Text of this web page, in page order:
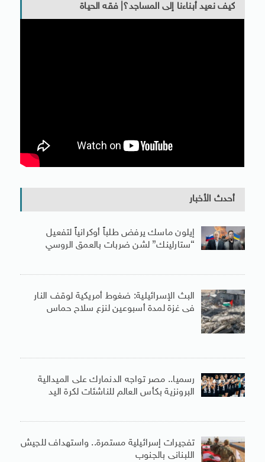
كيف نعيد أبناءنا إلى المساجد؟| فقه الحياة
أحدث الأخبار
إيلون ماسك يرفض طلباً أوكرانياً لتفعيل
“ستارلينك” لشن ضربات بالعمق الروسي
البث الإسرائيلية: ضغوط أمريكية لوقف النار
فى غزة لمدة أسبوعين لنزع سلاح حماس
رسميا.. مصر تواجه الدنمارك على الميدالية
البرونزية بكأس العالم للناشئات لكرة اليد
تفجيرات إسرائيلية مستمرة.. واستهداف للجيش
اللبنانى بالجنوب